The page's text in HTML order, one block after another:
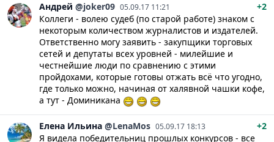
Андрей @joker09 05.09.17 11:21
+2
Коллеги - волею судеб (по старой работе) знаком с
некоторым количеством журналистов и издателей.
Ответственно могу заявить - закупщики торговых
сетей и депутаты всех уровней - милейшие и
честнейшие люди по сравнению с этими
пройдохами, которые готовы отжать всё что угодно,
где только можно, начиная от халявной чашки кофе,
а тут - Доминикана
Елена Ильина @LenaMos 05.09.17 18:13
+2
Я видела победительниц прошлых конкурсов - все